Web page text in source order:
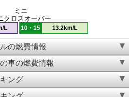
ミニ
クロスオーバー
L 10・15 13.2km/L
の燃費情報
車の燃費情報
ング